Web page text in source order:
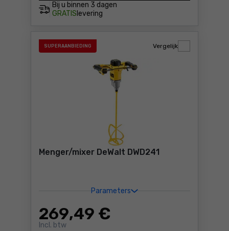
Bij u binnen 3 dagen
GRATIS levering
SUPERAANBIEDING
Menger/mixer DeWalt DWD241
Parameters
269,49 €
Incl. btw
Vergelijk